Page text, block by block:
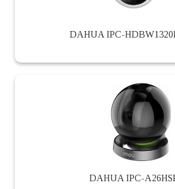
DAHUA IPC-
DAHUA IPC-